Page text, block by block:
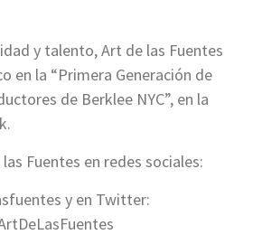
y talento, Art de las Fuentes
en la “Primera Generación de
de Berklee NYC”, en la
Fuentes en redes sociales:
y en Twitter: